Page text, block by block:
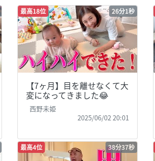
最高18位 26分1秒
【7ヶ月】目を離せなくて大
変になってきました😂
西野未姫
2025/06/02 20:01
最高4位 38分37秒